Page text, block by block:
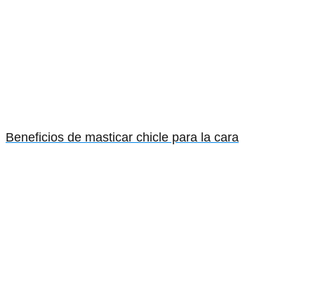
Beneficios de masticar chicle para la cara